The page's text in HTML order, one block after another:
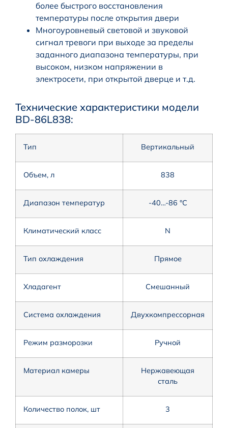
более быстрого восстановления
температуры после открытия двери
Многоуровневый световой и звуковой
сигнал тревоги при выходе за пределы
заданного диапазона температуры, при
высоком, низком напряжении в
электросети, при открытой дверце и т.д.
Технические характеристики модели
BD-86L838:
Тип Вертикальный
Объем, л 838
Диапазон температур -40…-86 °С
Климатический класс N
Тип охлаждения Прямое
Хладагент Смешанный
Система охлаждения Двухкомпрессорная
Режим разморозки Ручной
Материал камеры
Нержавеющая
сталь
Количество полок, шт 3